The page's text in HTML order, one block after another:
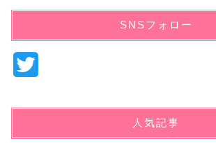
SNSフォロー
t
人気記事